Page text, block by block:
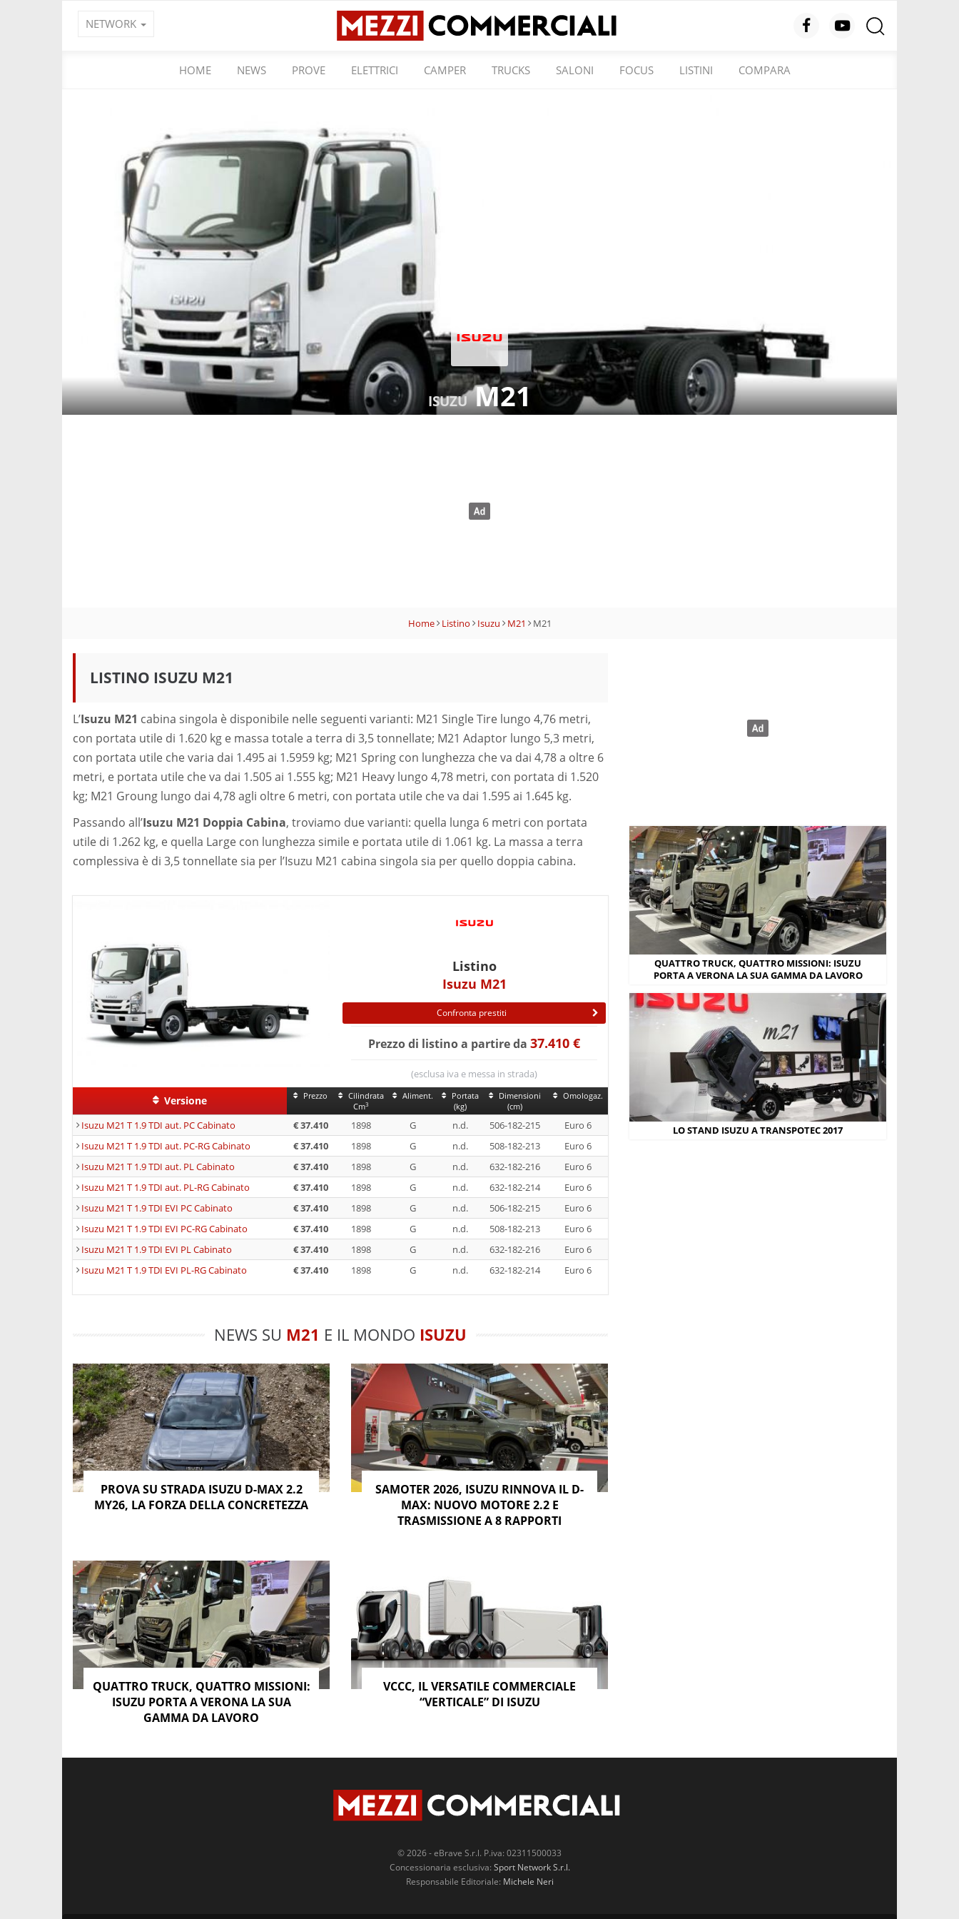
NETWORK
HOME NEWS PROVE ELETTRICI CAMPER TRUCKS SALONI FOCUS LISTINI COMPARA
ISUZUM21
Home Listino Isuzu M21 M21
LISTINO ISUZU M21
L’Isuzu M21 cabina singola è disponibile nelle seguenti varianti: M21 Single Tire lungo 4,76 metri,
con portata utile di 1.620 kg e massa totale a terra di 3,5 tonnellate; M21 Adaptor lungo 5,3 metri,
con portata utile che varia dai 1.495 ai 1.5959 kg; M21 Spring con lunghezza che va dai 4,78 a oltre 6
metri, e portata utile che va dai 1.505 ai 1.555 kg; M21 Heavy lungo 4,78 metri, con portata di 1.520
kg; M21 Groung lungo dai 4,78 agli oltre 6 metri, con portata utile che va dai 1.595 ai 1.645 kg.
Passando all’Isuzu M21 Doppia Cabina, troviamo due varianti: quella lunga 6 metri con portata
utile di 1.262 kg, e quella Large con lunghezza simile e portata utile di 1.061 kg. La massa a terra
complessiva è di 3,5 tonnellate sia per l’Isuzu M21 cabina singola sia per quello doppia cabina.
Listino
Isuzu M21
Confronta prestiti
Prezzo di listino a partire da 37.410 €
(esclusa iva e messa in strada)
Versione Prezzo
Cilindrata
Cm3
Aliment.
Portata
(kg)
Dimensioni
(cm)
Omologaz.
Isuzu M21 T 1.9 TDI aut. PC Cabinato € 37.410 1898 G n.d. 506-182-215
Euro 6
Isuzu M21 T 1.9 TDI aut. PC-RG Cabinato
€ 37.410 1898 G n.d. 508-182-213
Euro 6
Isuzu M21 T 1.9 TDI aut. PL Cabinato
€ 37.410 1898 G n.d. 632-182-216
Euro 6
Isuzu M21 T 1.9 TDI aut. PL-RG Cabinato
€ 37.410 1898 G n.d. 632-182-214
Euro 6
Isuzu M21 T 1.9 TDI EVI PC Cabinato
€ 37.410 1898 G n.d. 506-182-215
Euro 6
Isuzu M21 T 1.9 TDI EVI PC-RG Cabinato
€ 37.410 1898 G n.d. 508-182-213
Euro 6
Isuzu M21 T 1.9 TDI EVI PL Cabinato
€ 37.410 1898 G n.d. 632-182-216
Euro 6
Isuzu M21 T 1.9 TDI EVI PL-RG Cabinato
€ 37.410 1898 G n.d. 632-182-214 Euro 6
NEWS SU M21 E IL MONDO ISUZU
PROVA SU STRADA ISUZU D-MAX 2.2
MY26, LA FORZA DELLA CONCRETEZZA
SAMOTER 2026, ISUZU RINNOVA IL D-
MAX: NUOVO MOTORE 2.2 E
TRASMISSIONE A 8 RAPPORTI
QUATTRO TRUCK, QUATTRO MISSIONI:
ISUZU PORTA A VERONA LA SUA
GAMMA DA LAVORO
VCCC, IL VERSATILE COMMERCIALE
“VERTICALE” DI ISUZU
QUATTRO TRUCK, QUATTRO MISSIONI: ISUZU
PORTA A VERONA LA SUA GAMMA DA LAVORO
LO STAND ISUZU A TRANSPOTEC 2017
© 2026 - eBrave S.r.l. P.iva: 02311500033
Concessionaria esclusiva: Sport Network S.r.l.
Responsabile Editoriale: Michele Neri